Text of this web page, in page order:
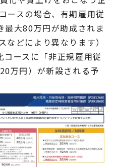
ースの場合、有期雇用従
最大80万円が助成されま
などにより異なります）
ースに「非正規雇用従
万円）が新設される予